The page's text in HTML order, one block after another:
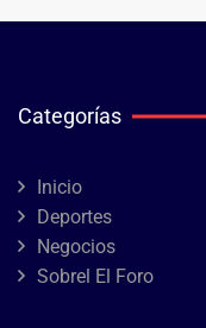
Categorías
Inicio
Deportes
Negocios
Sobrel El Foro